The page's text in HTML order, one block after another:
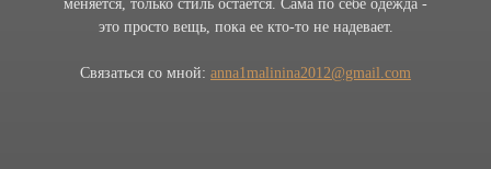
меняется, только стиль остается. Сама по себе одежда -
это просто вещь, пока ее кто-то не надевает.
Связаться со мной: anna1malinina2012@gmail.com